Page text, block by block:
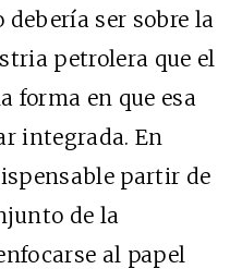
ser sobre la
petrolera que el
forma en que esa
integrada. En
partir de
de la
al papel